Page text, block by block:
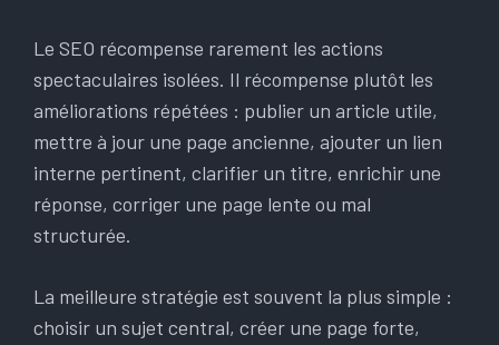
Le SEO récompense rarement les actions
spectaculaires isolées. Il récompense plutôt les
améliorations répétées : publier un article utile,
mettre à jour une page ancienne, ajouter un lien
interne pertinent, clarifier un titre, enrichir une
réponse, corriger une page lente ou mal
structurée.
La meilleure stratégie est souvent la plus simple :
choisir un sujet central, créer une page forte,